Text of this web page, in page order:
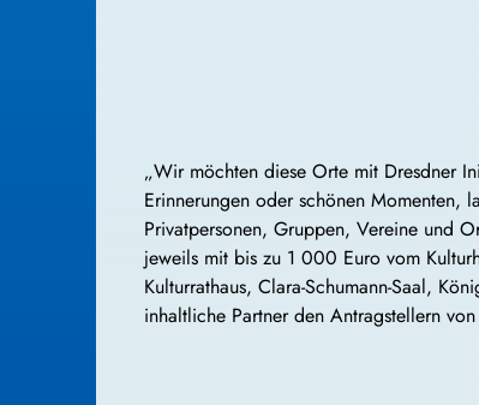
„Wir möchten diese Orte mit Dresdner
Erinnerungen oder schönen Momenten,
Privatpersonen, Gruppen, Vereine und
jeweils mit bis zu 1 000 Euro vom
Kulturrathaus, Clara-Schumann-Saal,
inhaltliche Partner den Antragstellern